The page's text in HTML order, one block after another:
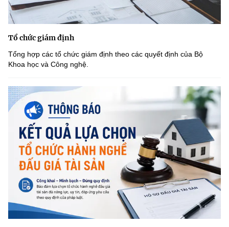
Tổ chức giám định
Tổng hợp các tổ chức giám định theo các quyết định của Bộ
Khoa học và Công nghệ.